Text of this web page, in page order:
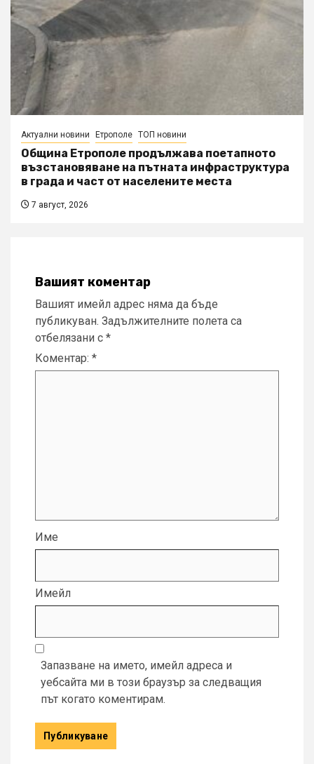
Актуални новини Етрополе ТОП новини
Община Етрополе продължава поетапното
възстановяване на пътната инфраструктура
в града и част от населените места
7 август, 2026
Вашият коментар
Вашият имейл адрес няма да бъде
публикуван. Задължителните полета са
отбелязани с *
Коментар: *
Име
Имейл
Запазване на името, имейл адреса и
уебсайта ми в този браузър за следващия
път когато коментирам.